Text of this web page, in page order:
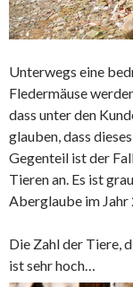
Unterwegs eine
Fledermäuse
dass unter den
glauben, dass
Gegenteil ist der
Tieren an. Es ist
Aberglaube im Jahr
Die Zahl der Tiere,
ist sehr hoch…